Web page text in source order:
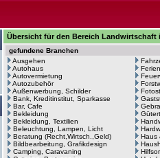
Übersicht für den Bereich Landwirtschaft
gefundene Branchen
Ausgehen
Autohaus
Autovermietung
Autozubehör
Außenwerbung, Schilder
Bank, Kreditinstitut, Sparkasse
Bar, Cafe
Bekleidung
Bekleidung, Textilien
Beleuchtung, Lampen, Licht
Beratung (Recht,Wirtsch.,Geld)
Bildbearbeitung, Grafikdesign
Camping, Caravaning
Haus